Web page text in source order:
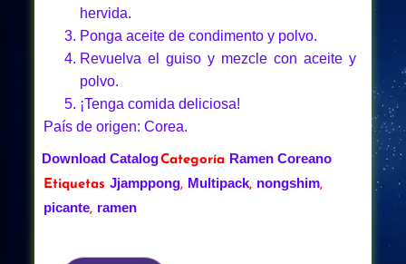
hervida.
Ponga aceite de condimento y polvo.
Revuelva el guiso y mezcle con aceite y
polvo.
¡Tenga comida deliciosa!
País de origen: Corea.
Download CatalogCategoría Ramen Coreano
Etiquetas Jjamppong, Multipack, nongshim,
picante, ramen